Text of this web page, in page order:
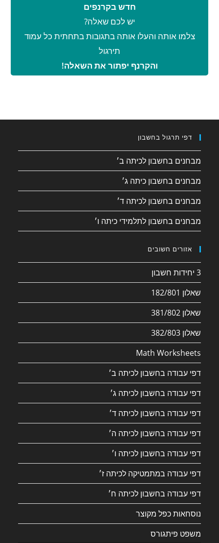
חדש בקרנפים
יש לכם שאלה?
צלמו אותה והעלו אותה בתגובות בתחתית כל עמוד
תירגול
והקרנף יפתור את השאלה!
דפי תרגול בחשבון
מבחנים בחשבון לכיתה ב׳
מבחנים בחשבון כיתה ג׳
מבחנים בחשבון לכיתה ד׳
מבחנים בחשבון לתלמידי כיתה ו׳
אזורים חשובים
3 יחידות חשבון
שאלון 182/801
שאלון 381/802
שאלון 382/803
Math Worksheets
דפי עבודה בחשבון לכיתה ב׳
דפי עבודה בחשבון לכיתה ג׳
דפי עבודה בחשבון לכיתה ד׳
דפי עבודה בחשבון לכיתה ה׳
דפי עבודה בחשבון לכיתה ו׳
דפי עבודה במתמטיקה לכיתה ז׳
דפי עבודה בחשבון לכיתה ח׳
נוסחאות כפל מקוצר
משפט פיתגורס